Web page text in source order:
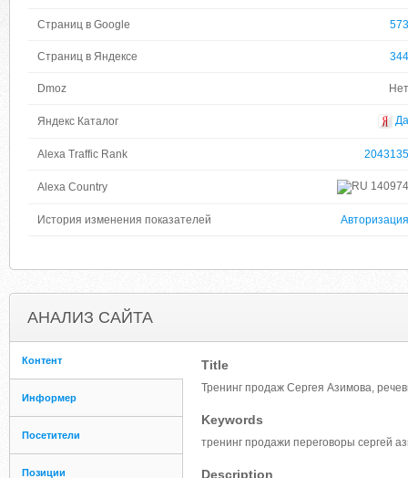
Страниц в Google 573
Страниц в Яндексе 344
Dmoz Нет
Яндекс Каталог Да
Alexa Traffic Rank 2043135
Alexa Country 140974
История изменения показателей Авторизация
АНАЛИЗ САЙТА
Контент
Информер
Посетители
Позиции
Title
Тренинг продаж Сергея Азимова,
Keywords
тренинг продажи переговоры сергей
Description